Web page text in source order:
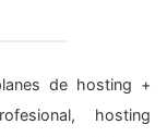
de hosting +
hosting